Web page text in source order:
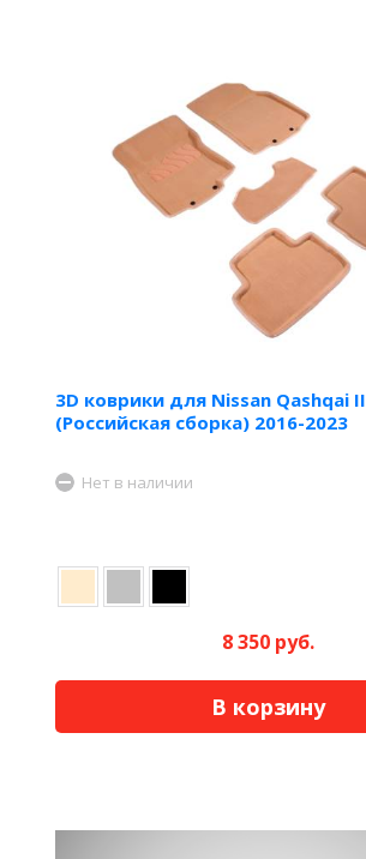
3D коврики для Nissan Qashqai II
(Российская сборка) 2016-2023
Нет в наличии
8 350 руб.
В корзину